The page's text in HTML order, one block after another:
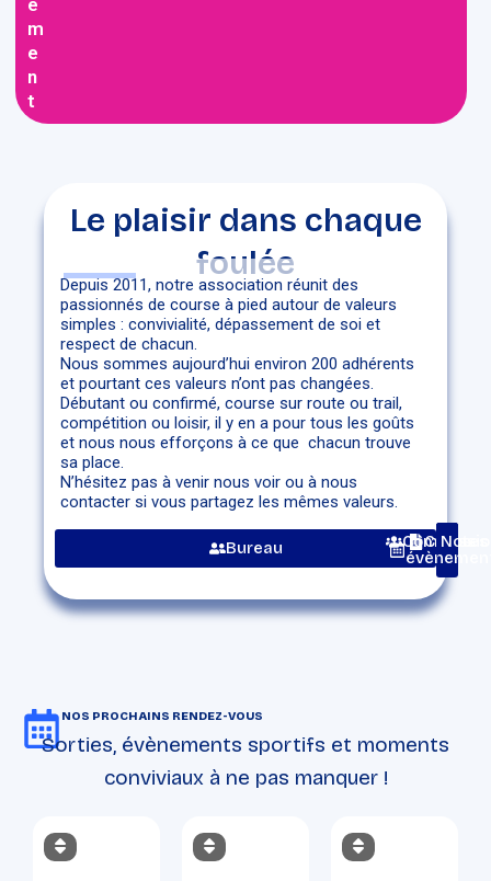
e
m
e
n
t
Le plaisir dans chaque
foulée
Depuis 2011, notre association réunit des
passionnés de course à pied autour de valeurs
simples : convivialité, dépassement de soi et
respect de chacun.
Nous sommes aujourd’hui environ 200 adhérents
et pourtant ces valeurs n’ont pas changées.
Débutant ou confirmé, course sur route ou trail,
compétition ou loisir, il y en a pour tous les goûts
et nous nous efforçons à ce que chacun trouve
sa place.
N’hésitez pas à venir nous voir ou à nous
contacter si vous partagez les mêmes valeurs.
Bureau Chartes
Nos
NOS PROCHAINS RENDEZ-VOUS
Sorties, évènements sportifs et moments
conviviaux à ne pas manquer !